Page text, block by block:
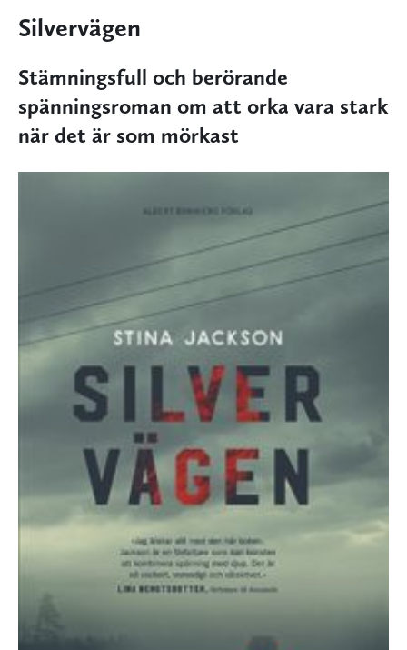
Silvervägen
Stämningsfull och berörande
spänningsroman om att orka vara stark
när det är som mörkast